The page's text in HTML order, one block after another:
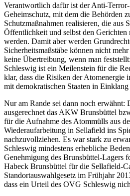
Verantwortlich dafür ist der Anti-
Geheimschutz, mit dem die Behörden
Schutzmaßnahmen realisieren, die aus
Öffentlichkeit und selbst den Gerichten
werden. Damit aber werden
Sicherheitsmaßstäbe können nicht
keine Übertreibung, wenn man
Schleswig ist ein Meilenstein für die
klar, dass die Risiken der Atomenergie
mit demokratischen Staaten in
Nur am Rande sei dann noch erwähnt:
ausgerechnet das AKW Brunsbüttel
für die Aufnahme des Atommülls aus
Wiederaufarbeitung in Sellafield ins
nachzuvollziehen. Es war stark zu
Schleswig mindestens erhebliche
Genehmigung des Brunsbüttel-Lagers
Habeck Brunsbüttel für die Sellafield-
Standortauswahlgesetz im Frühjahr
dass ein Urteil des OVG Schleswig